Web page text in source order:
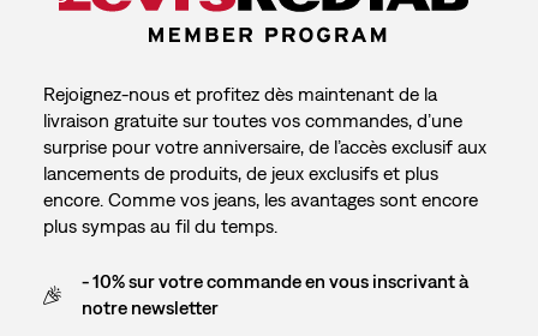
Rejoignez-nous et profitez dès maintenant de la
livraison gratuite sur toutes vos commandes, d’une
surprise pour votre anniversaire, de l’accès exclusif aux
lancements de produits, de jeux exclusifs et plus
encore. Comme vos jeans, les avantages sont encore
plus sympas au fil du temps.
- 10% sur votre commande en vous inscrivant à
notre newsletter